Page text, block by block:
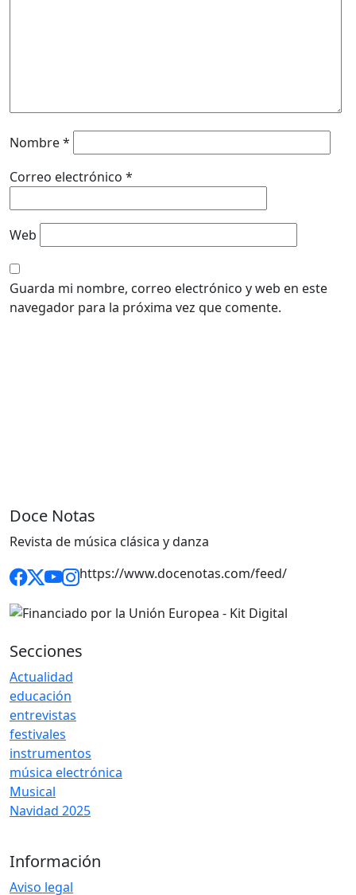
Nombre*
Correo electrónico *
Web
Guarda mi nombre, correo electrónico y web en este
navegador para la próxima vez que comente.
Doce Notas
Revista de música clásica y danza
https://www.docenotas.com/feed/
Secciones
Actualidad
educación
entrevistas
festivales
instrumentos
música electrónica
Musical
Navidad 2025
Información
Aviso legal